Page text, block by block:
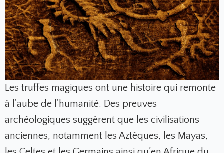
Les truffes magiques ont une histoire qui remonte
à l'aube de l'humanité. Des preuves
archéologiques suggèrent que les civilisations
anciennes, notamment les Aztèques, les Mayas,